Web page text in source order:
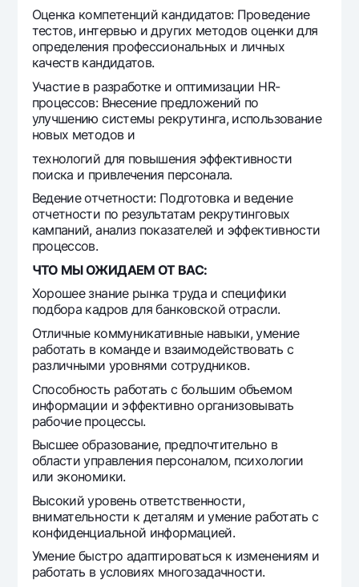
Contact center
+998 78 148-00-101344
Оценка компетенций кандидатов: Проведение
тестов, интервью и других методов оценки для
определения профессиональных и личных
качеств кандидатов.
Участие в разработке и оптимизации HR-
процессов: Внесение предложений по
улучшению системы рекрутинга, использование
новых методов и
технологий для повышения эффективности
поиска и привлечения персонала.
Ведение отчетности: Подготовка и ведение
отчетности по результатам рекрутинговых
кампаний, анализ показателей и эффективности
процессов.
ЧТО МЫ ОЖИДАЕМ ОТ ВАС:
Хорошее знание рынка труда и специфики
подбора кадров для банковской отрасли.
Отличные коммуникативные навыки, умение
работать в команде и взаимодействовать с
различными уровнями сотрудников.
Способность работать с большим объемом
информации и эффективно организовывать
рабочие процессы.
Высшее образование, предпочтительно в
области управления персоналом, психологии
или экономики.
Высокий уровень ответственности,
внимательности к деталям и умение работать с
конфиденциальной информацией.
Умение быстро адаптироваться к изменениям и
работать в условиях многозадачности.